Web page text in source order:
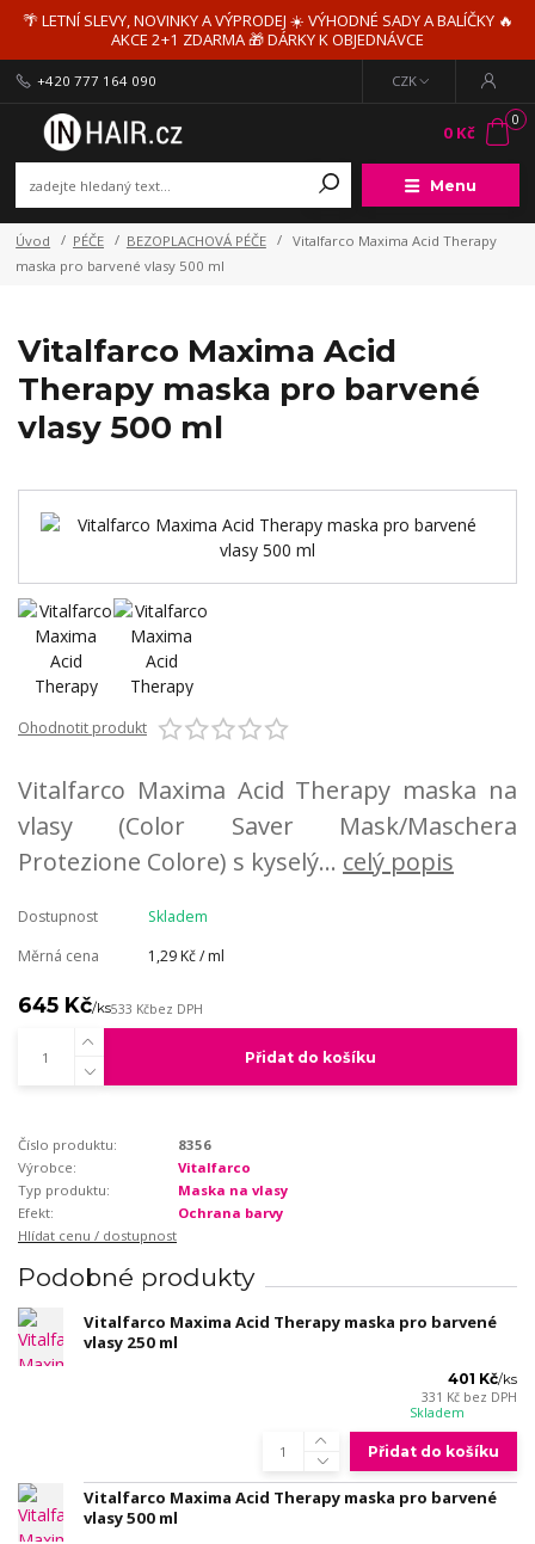
🌴 LETNÍ SLEVY, NOVINKY A VÝPRODEJ ☀️ VÝHODNÉ SADY A BALÍČKY 🔥
AKCE 2+1 ZDARMA 🎁 DÁRKY K OBJEDNÁVCE
Menu
CZK
+420 777 164 090
0
0 Kč
Úvod PÉČE BEZOPLACHOVÁ PÉČE
Vitalfarco Maxima Acid Therapy
maska pro barvené vlasy 500 ml
Vitalfarco Maxima Acid
Therapy maska pro barvené
vlasy 500 ml
Ohodnotit produkt
Vitalfarco Maxima Acid Therapy maska na
vlasy (Color Saver Mask/Maschera
Protezione Colore) s kyselý... celý popis
Dostupnost
Skladem
Měrná cena
1,29 Kč / ml
645 Kč/ks533 Kčbez DPH
Přidat do košíku
Číslo produktu:
8356
Výrobce:
Vitalfarco
Typ produktu:
Maska na vlasy
Efekt:
Ochrana barvy
Hlídat cenu / dostupnost
Podobné produkty
Vitalfarco Maxima Acid Therapy maska pro barvené
vlasy 250 ml
401 Kč/ks
331 Kč bez DPH
Skladem
Přidat do košíku
Vitalfarco Maxima Acid Therapy maska pro barvené
vlasy 500 ml